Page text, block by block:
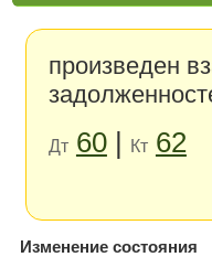
произведен
Дт 60| Кт 62
Изменение состояния